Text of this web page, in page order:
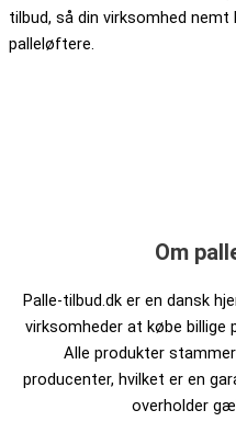
tilbud, så din virksomhed
palleløftere.
Om
Palle-tilbud.dk er en dansk
virksomheder at købe billige
Alle produkter
producenter, hvilket er en
overholder